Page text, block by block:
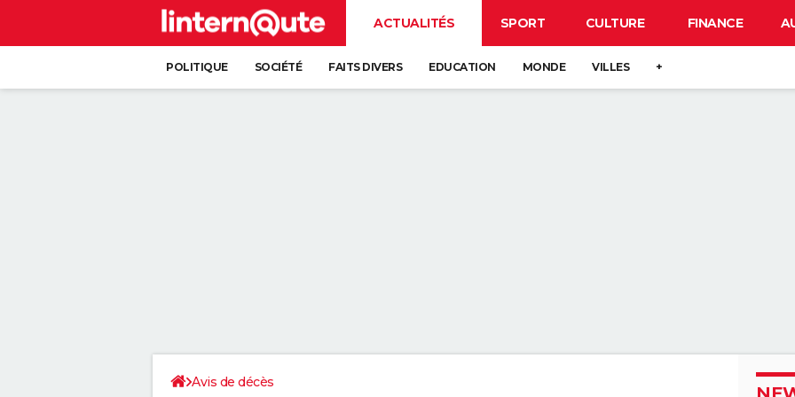
ACTUALITÉS SPORT CULTURE FINANCE
POLITIQUE SOCIÉTÉ FAITS DIVERS EDUCATION MONDE VILLES +
Avis de décès